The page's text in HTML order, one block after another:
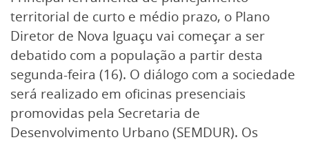
territorial de curto e médio prazo, o Plano
Diretor de Nova Iguaçu vai começar a ser
debatido com a população a partir desta
segunda-feira (16). O diálogo com a sociedade
será realizado em oficinas presenciais
promovidas pela Secretaria de
Desenvolvimento Urbano (SEMDUR). Os